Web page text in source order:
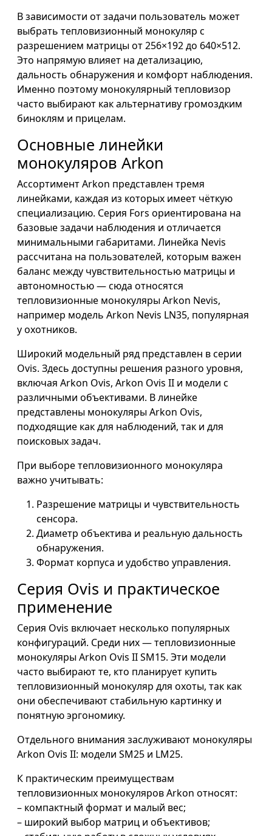
В зависимости от задачи пользователь может
выбрать тепловизионный монокуляр с
разрешением матрицы от 256×192 до 640×512.
Это напрямую влияет на детализацию,
дальность обнаружения и комфорт наблюдения.
Именно поэтому монокулярный тепловизор
часто выбирают как альтернативу громоздким
биноклям и прицелам.
Основные линейки
монокуляров Arkon
Ассортимент Arkon представлен тремя
линейками, каждая из которых имеет чёткую
специализацию. Серия Fors ориентирована на
базовые задачи наблюдения и отличается
минимальными габаритами. Линейка Nevis
рассчитана на пользователей, которым важен
баланс между чувствительностью матрицы и
автономностью — сюда относятся
тепловизионные монокуляры Arkon Nevis,
например модель Arkon Nevis LN35, популярная
у охотников.
Широкий модельный ряд представлен в серии
Ovis. Здесь доступны решения разного уровня,
включая Arkon Ovis, Arkon Ovis II и модели с
различными объективами. В линейке
представлены монокуляры Arkon Ovis,
подходящие как для наблюдений, так и для
поисковых задач.
При выборе тепловизионного монокуляра
важно учитывать:
Разрешение матрицы и чувствительность
сенсора.
Диаметр объектива и реальную дальность
обнаружения.
Формат корпуса и удобство управления.
Серия Ovis и практическое
применение
Серия Ovis включает несколько популярных
конфигураций. Среди них — тепловизионные
монокуляры Arkon Ovis II SM15. Эти модели
часто выбирают те, кто планирует купить
тепловизионный монокуляр для охоты, так как
они обеспечивают стабильную картинку и
понятную эргономику.
Отдельного внимания заслуживают монокуляры
Arkon Ovis II: модели SM25 и LM25.
К практическим преимуществам
тепловизионных монокуляров Arkon относят:
– компактный формат и малый вес;
– широкий выбор матриц и объективов;